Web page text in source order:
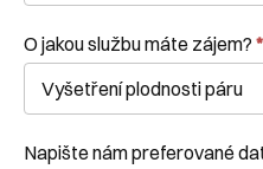
O jakou službu máte zájem? *
Napište nám preferované